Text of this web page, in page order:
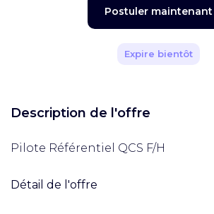
Postuler maintenant
Expire bientôt
Description de l'offre
Pilote Référentiel QCS F/H
Détail de l'offre